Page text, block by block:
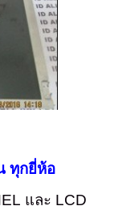
ทุกยี่ห้อ
และ LCD